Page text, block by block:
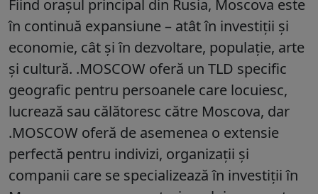
Fiind orașul principal din Rusia, Moscova este
în continuă expansiune – atât în investiții și
economie, cât și în dezvoltare, populație, arte
și cultură. .MOSCOW oferă un TLD specific
geografic pentru persoanele care locuiesc,
lucrează sau călătoresc către Moscova, dar
.MOSCOW oferă de asemenea o extensie
perfectă pentru indivizi, organizații și
companii care se specializează în investiții în